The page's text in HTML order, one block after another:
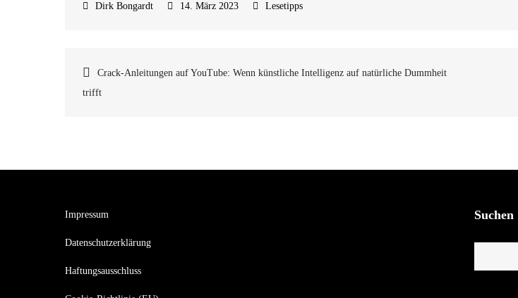
14. März 2023 Lesetipps
Beitragsnavigation
Crack-Anleitungen auf YouTube: Wenn künstliche Intelligenz auf natürliche Dummheit
trifft
Impressum
Datenschutzerklärung
Haftungsausschluss
Suchen